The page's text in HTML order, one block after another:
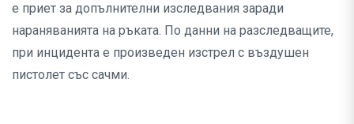
е приет за допълнителни изследвания заради
нараняванията на ръката. По данни на разследващите,
при инцидента е произведен изстрел с въздушен
пистолет със сачми.